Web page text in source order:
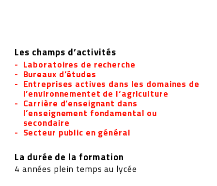
Les champs d’activités
Laboratoires de recherche
Bureaux d’études
Entreprises actives dans les domaines de
l’environnementet de l‘agriculture
Carrière d’enseignant dans
l’enseignement fondamental ou
secondaire
Secteur public en général
La durée de la formation
4 années plein temps au lycée